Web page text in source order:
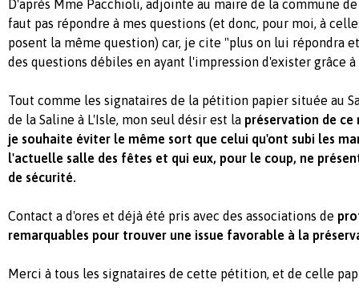
D'après Mme Pacchioli, adjointe au maire de la commune
faut pas répondre à mes questions (et donc, pour moi, à
posent la même question) car, je cite "plus on lui répondra
des questions débiles en ayant l'impression d'exister grâce
Tout comme les signataires de la pétition papier située au
de la Saline à L'Isle, mon seul désir est la préservation de
je souhaite éviter le même sort que celui qu'ont subi les
l'actuelle salle des fêtes et qui eux, pour le coup, ne
de sécurité.
Contact a d'ores et déjà été pris avec des associations de
remarquables pour trouver une issue favorable à la
Merci à tous les signataires de cette pétition, et de celle